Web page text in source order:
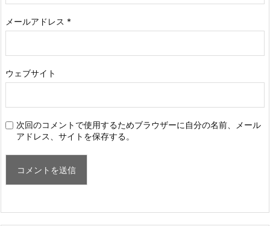
メールアドレス *
ウェブサイト
次回のコメントで使用するためブラウザーに自分の名前、メール
アドレス、サイトを保存する。